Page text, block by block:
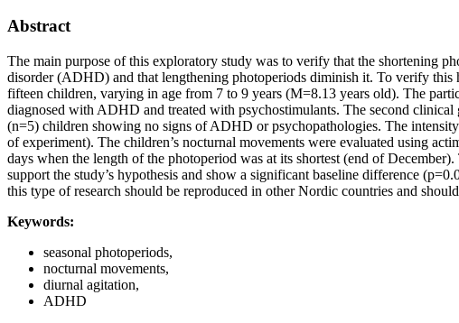
Abstract
The main purpose of this exploratory study was to verify that the shortening
disorder (ADHD) and that lengthening photoperiods diminish it. To verify this
fifteen children, varying in age from 7 to 9 years (M=8.13 years old). The
diagnosed with ADHD and treated with psychostimulants. The second
(n=5) children showing no signs of ADHD or psychopathologies. The
of experiment). The children’s nocturnal movements were evaluated using
days when the length of the photoperiod was at its shortest (end of
support the study’s hypothesis and show a significant baseline difference
this type of research should be reproduced in other Nordic countries and
Keywords:
seasonal photoperiods,
nocturnal movements,
diurnal agitation,
ADHD